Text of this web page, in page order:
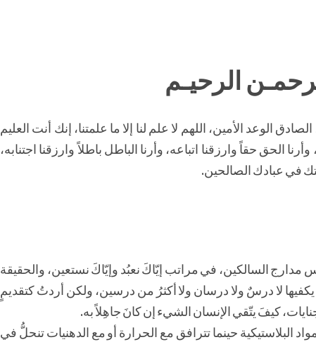
الرحيـم
الوعد الأمين، اللهم لا علم لنا إلا ما علمتنا، إنك أنت العليم
الحق حقاً وارزقنا اتباعه، وأرنا الباطل باطلاً وارزقنا اجتنابه،
في عبادك الصالحين.
السالكين، في مراتب إيّاكَ نعبُد وإيّاكَ نستعين، والحقيقة
لا يكفيها لا درسٌ ولا درسان ولا أكثرُ من درسين، ولكن أردتُ كتقديمٍ
كيفَ يتّقي الإنسان الشيء إن كانَ جاهِلاً به.
البلاستيكية حينما تترافق مع الحرارة أو مع الدهنيات تنحلُّ في